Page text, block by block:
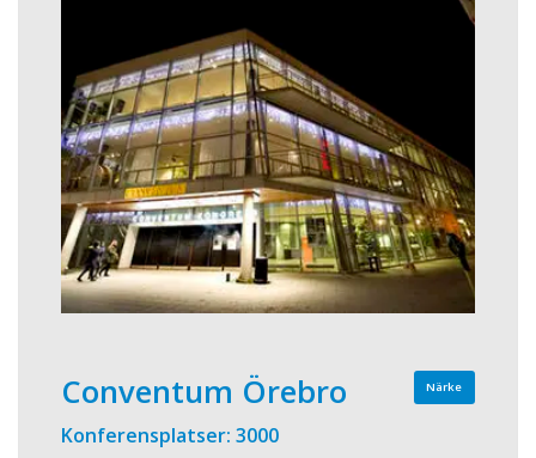
Närke
Conventum Örebro
Konferensplatser: 3000